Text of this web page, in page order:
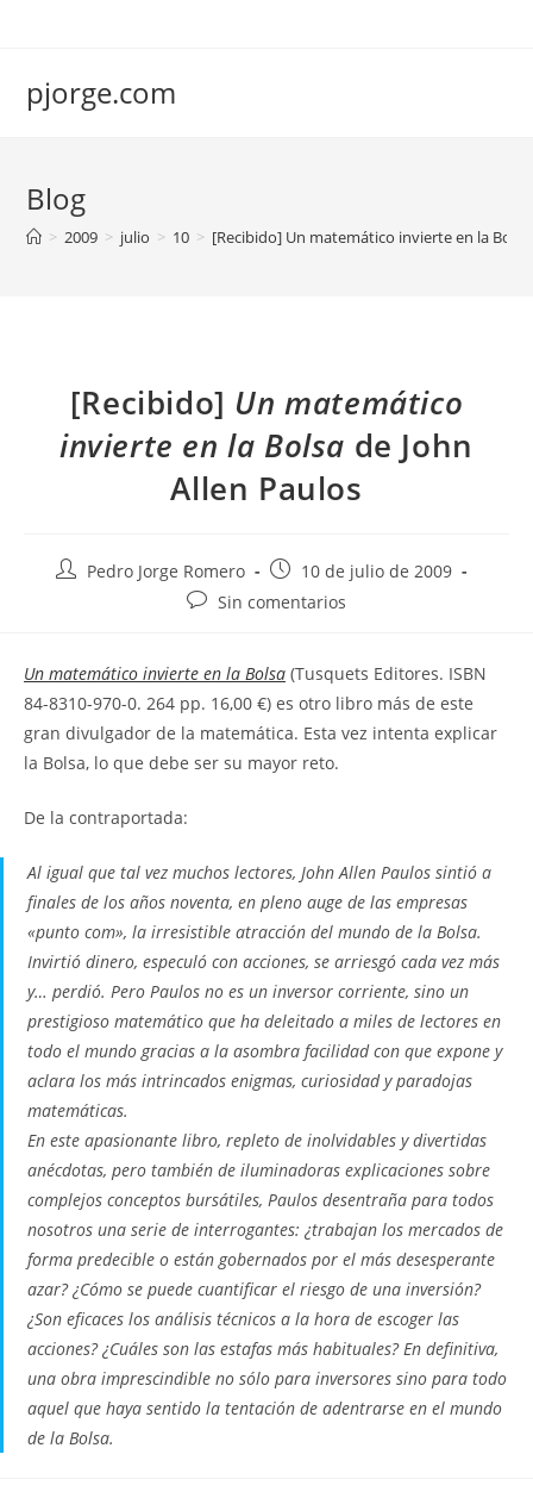
pjorge.com
Blog
> 2009 > julio > 10 > [Recibido] Un matemático invierte en la
[Recibido] Un matemático
invierte en la Bolsa de John
Allen Paulos
AutorPedro Jorge Romero
Publicación
de
10 de julio de 2009
Comentarios
entrada:
Sin comentarios
Un matemático invierte en la Bolsa (Tusquets Editores. ISBN
84-8310-970-0. 264 pp. 16,00 €) es otro libro más de este
gran divulgador de la matemática. Esta vez intenta explicar
la Bolsa, lo que debe ser su mayor reto.
De la contraportada:
Al igual que tal vez muchos lectores, John Allen Paulos sintió a
finales de los años noventa, en pleno auge de las empresas
«punto com», la irresistible atracción del mundo de la Bolsa.
Invirtió dinero, especuló con acciones, se arriesgó cada vez más
y… perdió. Pero Paulos no es un inversor corriente, sino un
prestigioso matemático que ha deleitado a miles de lectores en
todo el mundo gracias a la asombra facilidad con que expone y
aclara los más intrincados enigmas, curiosidad y paradojas
matemáticas.
En este apasionante libro, repleto de inolvidables y divertidas
anécdotas, pero también de iluminadoras explicaciones sobre
complejos conceptos bursátiles, Paulos desentraña para todos
nosotros una serie de interrogantes: ¿trabajan los mercados de
forma predecible o están gobernados por el más desesperante
azar? ¿Cómo se puede cuantificar el riesgo de una inversión?
¿Son eficaces los análisis técnicos a la hora de escoger las
acciones? ¿Cuáles son las estafas más habituales? En definitiva,
una obra imprescindible no sólo para inversores sino para todo
aquel que haya sentido la tentación de adentrarse en el mundo
de la Bolsa.